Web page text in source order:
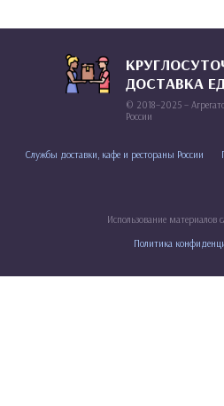
ДОСТАВКА
© 2018–2025 –
России
Службы доставки, кафе и рестораны России
Использование материалов
Политика